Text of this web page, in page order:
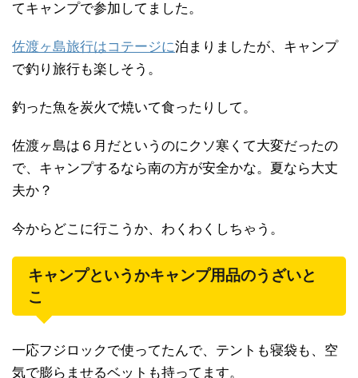
てキャンプで参加してました。
佐渡ヶ島旅行はコテージに泊まりましたが、キャンプ
で釣り旅行も楽しそう。
釣った魚を炭火で焼いて食ったりして。
佐渡ヶ島は６月だというのにクソ寒くて大変だったの
で、キャンプするなら南の方が安全かな。夏なら大丈
夫か？
今からどこに行こうか、わくわくしちゃう。
キャンプというかキャンプ用品のうざいと
こ
一応フジロックで使ってたんで、テントも寝袋も、空
気で膨らませるベットも持ってます。